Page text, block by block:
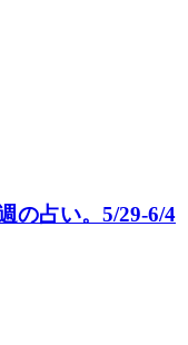
の占い。5/29-6/4